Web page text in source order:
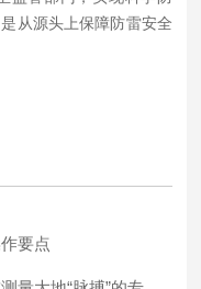
从源头上保障防雷安全
要点